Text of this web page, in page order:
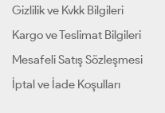
Gizlilik ve Kvkk Bilgileri
Kargo ve Teslimat Bilgileri
Mesafeli Satış Sözleşmesi
İptal ve İade Koşulları